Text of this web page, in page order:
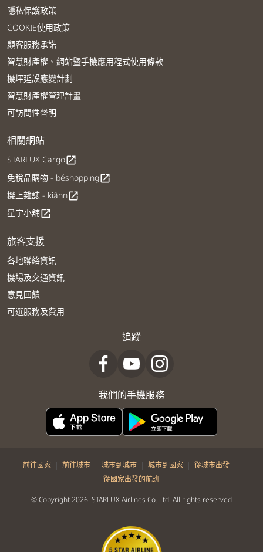
隱私保護政策
COOKIE使用政策
顧客服務承諾
智慧財產權、網站暨手機應用程式使用條款
機坪延誤應變計劃
智慧財產權管理計畫
可訪問性聲明
相關網站
STARLUX Cargoopen_in_new
免稅品購物 - béshoppingopen_in_new
機上雜誌 - kiânnopen_in_new
星宇小舖open_in_new
旅客支援
各地聯絡資訊
機場及交通資訊
意見回饋
可選服務及費用
追蹤
我們的手機服務
前往國家 | 前往城市 | 城市到城市 | 城市到國家 | 從城市出發 |
從國家出發的航班
© Copyright 2026. STARLUX Airlines Co. Ltd. All rights reserved